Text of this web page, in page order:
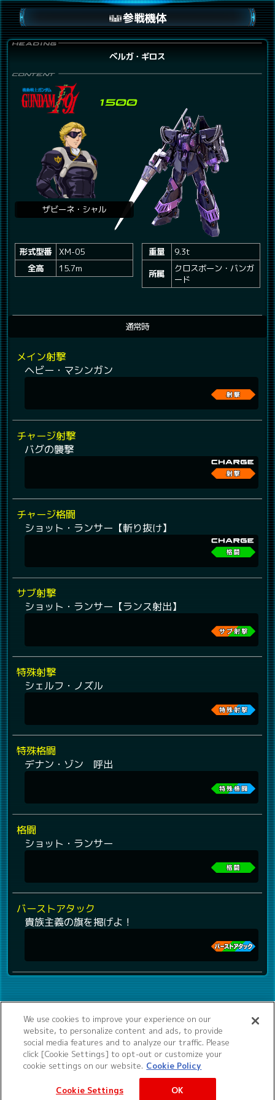
参戦機体
ベルガ・ギロス
ザビーネ・シャル
形式型番
XM-05
全高
15.7m
重量
9.3t
所属
クロスボーン・バンガ
ード
通常時
メイン射撃
ヘビー・マシンガン
チャージ射撃
バグの襲撃
チャージ格闘
ショット・ランサー【斬り抜け】
サブ射撃
ショット・ランサー【ランス射出】
特殊射撃
シェルフ・ノズル
特殊格闘
デナン・ゾン 呼出
格闘
ショット・ランサー
バーストアタック
貴族主義の旗を掲げよ！
We use cookies to improve your experience on our
website, to personalize content and ads, to provide
social media features and to analyze our traffic. Please
click [Cookie Settings] to opt-out or customize your
cookie settings on our website. Cookie Policy
Cookie Settings OK